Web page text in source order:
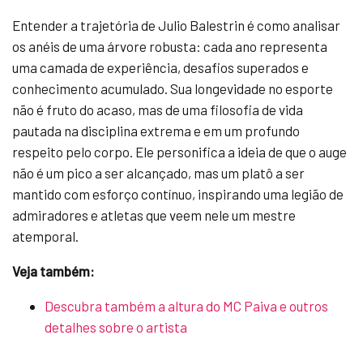
Entender a trajetória de Julio Balestrin é como analisar
os anéis de uma árvore robusta: cada ano representa
uma camada de experiência, desafios superados e
conhecimento acumulado. Sua longevidade no esporte
não é fruto do acaso, mas de uma filosofia de vida
pautada na disciplina extrema e em um profundo
respeito pelo corpo. Ele personifica a ideia de que o auge
não é um pico a ser alcançado, mas um platô a ser
mantido com esforço contínuo, inspirando uma legião de
admiradores e atletas que veem nele um mestre
atemporal.
Veja também:
Descubra também a altura do MC Paiva e outros
detalhes sobre o artista